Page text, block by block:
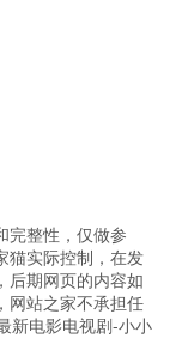
完整性，仅做参
猫实际控制，在发
后期网页的内容如
网站之家不承担任
新电影电视剧-小小